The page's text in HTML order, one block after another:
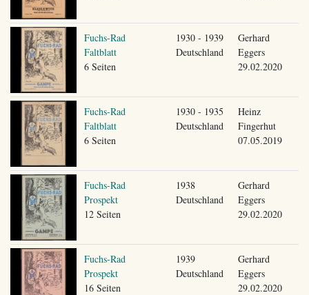
Fuchs-Rad
Faltblatt
6 Seiten
1930 - 1939
Deutschland
Gerhard
Eggers
29.02.2020
Fuchs-Rad
Faltblatt
6 Seiten
1930 - 1935
Deutschland
Heinz
Fingerhut
07.05.2019
Fuchs-Rad
Prospekt
12 Seiten
1938
Deutschland
Gerhard
Eggers
29.02.2020
Fuchs-Rad
Prospekt
16 Seiten
1939
Deutschland
Gerhard
Eggers
29.02.2020